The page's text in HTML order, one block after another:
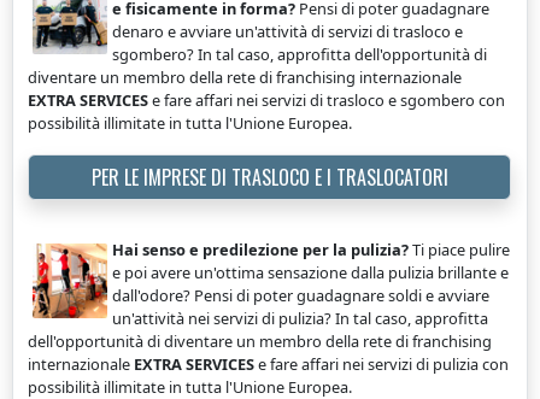
e fisicamente in forma? Pensi di poter guadagnare
denaro e avviare un'attività di servizi di trasloco e
sgombero? In tal caso, approfitta dell'opportunità di
diventare un membro della rete di franchising internazionale
EXTRA SERVICESe fare affari nei servizi di trasloco e sgombero con
possibilità illimitate in tutta l'Unione Europea.
PER LE IMPRESE DI TRASLOCO E I TRASLOCATORI
Hai senso e predilezione per la pulizia?Ti piace pulire
e poi avere un'ottima sensazione dalla pulizia brillante e
dall'odore? Pensi di poter guadagnare soldi e avviare
un'attività nei servizi di pulizia? In tal caso, approfitta
dell'opportunità di diventare un membro della rete di franchising
internazionale EXTRA SERVICESe fare affari nei servizi di pulizia con
possibilità illimitate in tutta l'Unione Europea.